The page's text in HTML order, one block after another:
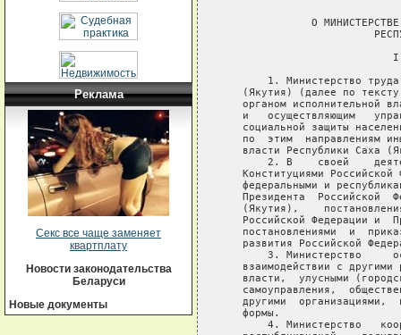
Реклама
Секс все чаще заменяет
квартплату
Новости законодательства
Беларуси
Новые документы